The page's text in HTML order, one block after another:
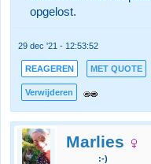
opgelost.
29 dec '21 - 12:53:52
REAGEREN MET QUOTE
Verwijderen
Marlies
:-)